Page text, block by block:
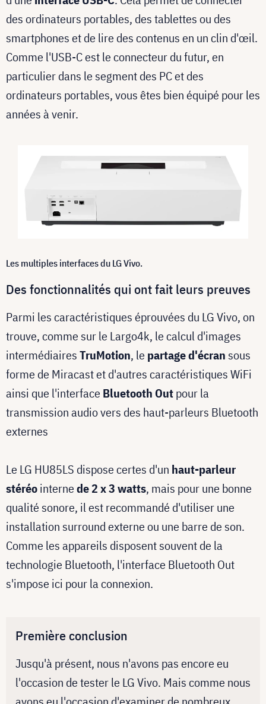
des ordinateurs portables, des tablettes ou des
smartphones et de lire des contenus en un clin d'œil.
Comme l'USB-C est le connecteur du futur, en
particulier dans le segment des PC et des
ordinateurs portables, vous êtes bien équipé pour les
années à venir.
Les multiples interfaces du LG Vivo.
Des fonctionnalités qui ont fait leurs preuves
Parmi les caractéristiques éprouvées du LG Vivo, on
trouve, comme sur le Largo4k, le calcul d'images
intermédiairesTruMotion, le partage d'écransous
forme de Miracast et d'autres caractéristiques WiFi
ainsi que l'interface Bluetooth Outpour la
transmission audio vers des haut-parleurs Bluetooth
externes
Le LG HU85LS dispose certes d'un haut-parleur
stéréointernede 2 x 3 watts, mais pour une bonne
qualité sonore, il est recommandé d'utiliser une
installation surround externe ou une barre de son.
Comme les appareils disposent souvent de la
technologie Bluetooth, l'interface Bluetooth Out
s'impose ici pour la connexion.
Première conclusion
Jusqu'à présent, nous n'avons pas encore eu
l'occasion de tester le LG Vivo. Mais comme nous